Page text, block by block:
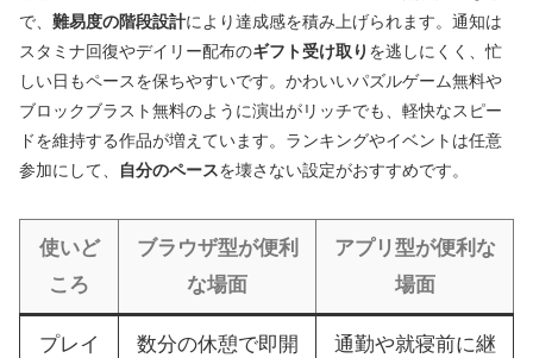
で、 難易度の階段設計により達成感を積み上げられます。通知は
スタミナ回復やデイリー配布のギフト受け取り を逃しにくく、忙
しい日もペースを保ちやすいです。かわいいパズルゲーム無料や
ブロックブラスト無料のように演出がリッチでも、軽快なスピー
ドを維持する作品が増えています。ランキングやイベントは任意
参加にして、
自分のペースを壊さない設定がおすすめです。
使いど
ころ
ブラウザ型が便利
な場面
アプリ型が便利な
場面
プレイ
数分の休憩で即開
通勤や就寝前に継